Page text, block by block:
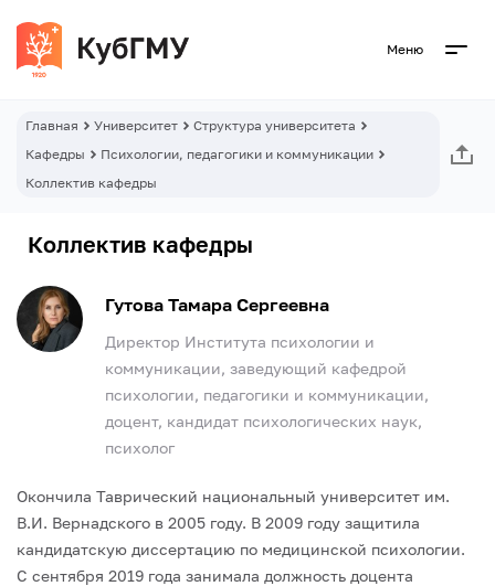
Меню
Главная Университет
Структура университета
Кафедры
Психологии, педагогики и коммуникации
Коллектив кафедры
Коллектив кафедры
Гутова Тамара Сергеевна
Директор Института психологии и
коммуникации, заведующий кафедрой
психологии, педагогики и коммуникации,
доцент, кандидат психологических наук,
психолог
Окончила Таврический национальный университет им.
В.И. Вернадского в 2005 году. В 2009 году защитила
кандидатскую диссертацию по медицинской психологии.
С сентября 2019 года занимала должность доцента